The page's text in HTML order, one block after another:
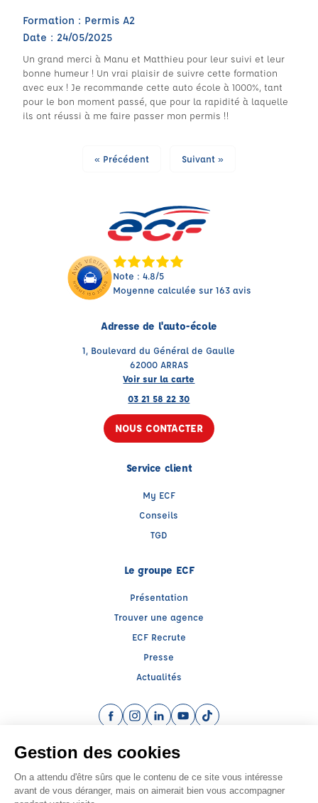
Formation : Permis A2
Date : 24/05/2025
Un grand merci à Manu et Matthieu pour leur suivi et leur
bonne humeur ! Un vrai plaisir de suivre cette formation
avec eux ! Je recommande cette auto école à 1000%, tant
pour le bon moment passé, que pour la rapidité à laquelle
ils ont réussi à me faire passer mon permis !!
« Précédent Suivant »
Note : 4.8/5
Moyenne calculée sur 163 avis
Adresse de l'auto-école
1, Boulevard du Général de Gaulle
62000 ARRAS
Voir sur la carte
03 21 58 22 30
NOUS CONTACTER
Service client
My ECF
Conseils
TGD
Le groupe ECF
Présentation
Trouver une agence
ECF Recrute
Presse
Actualités
Facebook (nouvelle fenêtre)
Instagram (nouvelle fenêtre)
LinkedIn (nouvelle fenêtre)
YouTube (nouvelle fenêtre)
TikTok (nouvelle
Raison sociale : CENTRE DE FORMATION MALBRANCQ - Capital social: 30000€
Agrément n°E2006200030
Siège social : 72, Avenue de Lobbedez , ARRAS (62000) - Représentant légal :